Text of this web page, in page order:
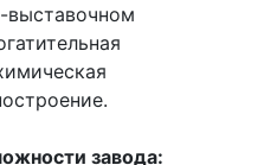
выставочном
завода: